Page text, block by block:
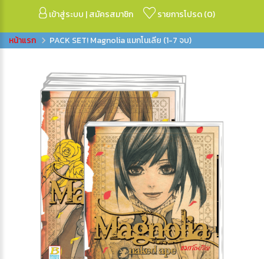
เข้าสู่ระบบ |สมัครสมาชิก รายการโปรด (0)
PACK SET! Magnolia แมกโนเลีย (1-7 จบ)